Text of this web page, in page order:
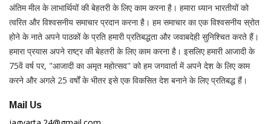
अंतिम मील के लाभार्थियों की बेहतरी के लिए काम करना है। हमारा ध्यान भारतीयों को
त्वरित और विश्वसनीय समाचार प्रदान करना है। हम समाचार का एक विश्वसनीय स्रोत
होने के नाते अपने पाठकों के प्रति हमारी प्रतिबद्धता और जवाबदेही सुनिश्चित करते हैं।
हमारा प्रयास अपने राष्ट्र की बेहतरी के लिए काम करना है। इसलिए हमारी आजादी के
75वें वर्ष पर, "आजादी का अमृत महोत्सव" को हम जगवार्ता में अपने देश के लिए काम
करने और अगले 25 वर्षों के भीतर इसे एक विकसित देश बनाने के लिए प्रतिबद्ध हैं।
Mail Us